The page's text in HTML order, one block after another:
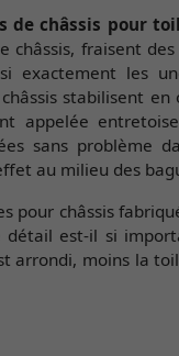
châssis pour
châssis, fraisent
exactement les
stabilisent
appelée
sans problème
au milieu des
pour châssis
détail est-il si
arrondi, moins la